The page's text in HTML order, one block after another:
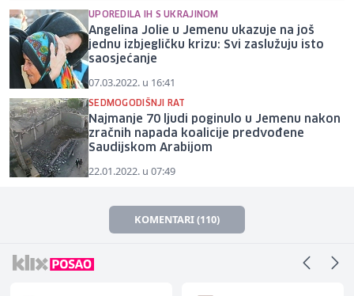
UPOREDILA IH S UKRAJINOM
Angelina Jolie u Jemenu ukazuje na još
jednu izbjegličku krizu: Svi zaslužuju isto
saosjećanje
07.03.2022. u 16:41
SEDMOGODIŠNJI RAT
Najmanje 70 ljudi poginulo u Jemenu nakon
zračnih napada koalicije predvođene
Saudijskom Arabijom
22.01.2022. u 07:49
KOMENTARI (110)